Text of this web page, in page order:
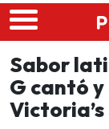
Skip to main
Sabor
G cantó